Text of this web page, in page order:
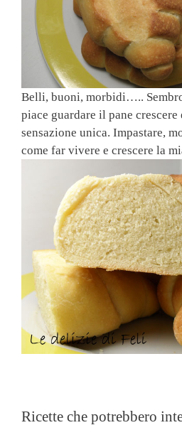
Belli, buoni, morbidi…..
piace guardare il pane crescere
sensazione unica. Impastare,
come far vivere e crescere la
Ricette che potrebbero